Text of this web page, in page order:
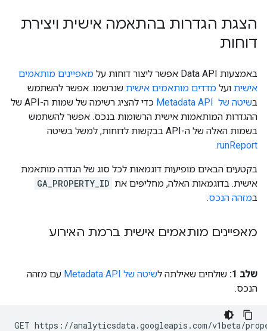
הצגת הגדרות בהתאמה אישית ויצירת
דוחות
באמצעות Data API אפשר ליצור דוחות על
מאפיינים מותאמים
אישית ועל מדדים מותאמים אישית שנרשמו. אפשר להשתמש
בשיטה של Metadata API ‎
כדי להציג רשימה של שמות ה-API של
ההגדרות המותאמות אישית הרשומות בנכס. אפשר להשתמש
בשמות האלה של ה-API בבקשות לדוחות, למשל בשיטה
runReport
.
בקטעים הבאים מופיעות דוגמאות לכל סוג של הגדרה מותאמת
אישית. בדוגמאות האלה, מחליפים את GA_PROPERTY_ID
במזהה הנכס.
מאפיינים מותאמים אישית ברמת האירוע
שלב 1: שולחים שאילתה לשיטה של Metadata API
עם מזהה
הנכס.